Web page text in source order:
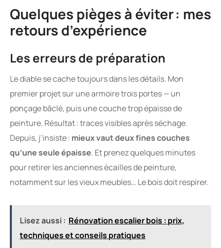
Quelques pièges à éviter : mes
retours d’expérience
Les erreurs de préparation
Le diable se cache toujours dans les détails. Mon
premier projet sur une armoire trois portes — un
ponçage bâclé, puis une couche trop épaisse de
peinture. Résultat : traces visibles après séchage.
Depuis, j’insiste : mieux vaut deux fines couches
qu’une seule épaisse. Et prenez quelques minutes
pour retirer les anciennes écailles de peinture,
notamment sur les vieux meubles… Le bois doit respirer.
Lisez aussi : Rénovation escalier bois : prix,
techniques et conseils pratiques